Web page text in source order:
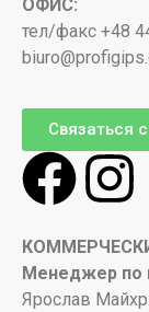
ОФИС:
тел/факс +48
Связаться с
Менеджер по
Ярослав